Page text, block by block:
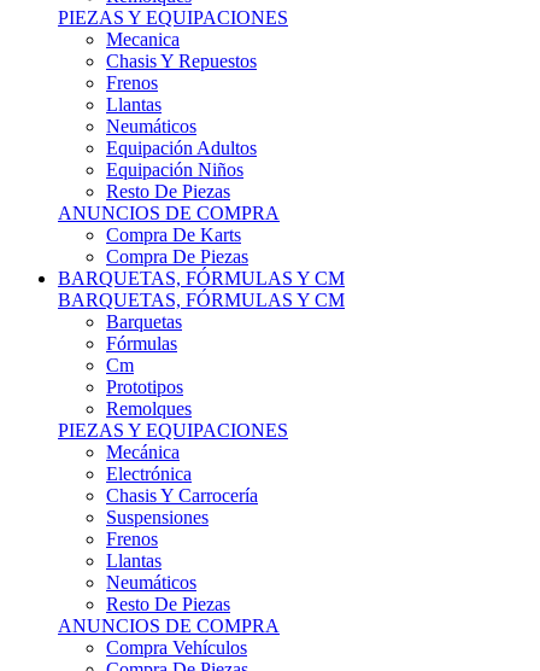
PIEZAS Y EQUIPACIONES
Mecanica
Chasis Y Repuestos
Frenos
Llantas
Neumáticos
Equipación Adultos
Equipación Niños
Resto De Piezas
ANUNCIOS DE COMPRA
Compra De Karts
Compra De Piezas
BARQUETAS, FÓRMULAS Y CM
BARQUETAS, FÓRMULAS Y CM
Barquetas
Fórmulas
Cm
Prototipos
Remolques
PIEZAS Y EQUIPACIONES
Mecánica
Electrónica
Chasis Y Carrocería
Suspensiones
Frenos
Llantas
Neumáticos
Resto De Piezas
ANUNCIOS DE COMPRA
Compra Vehículos